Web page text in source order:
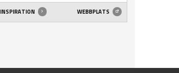
INSPIRATION WEBBPLATS